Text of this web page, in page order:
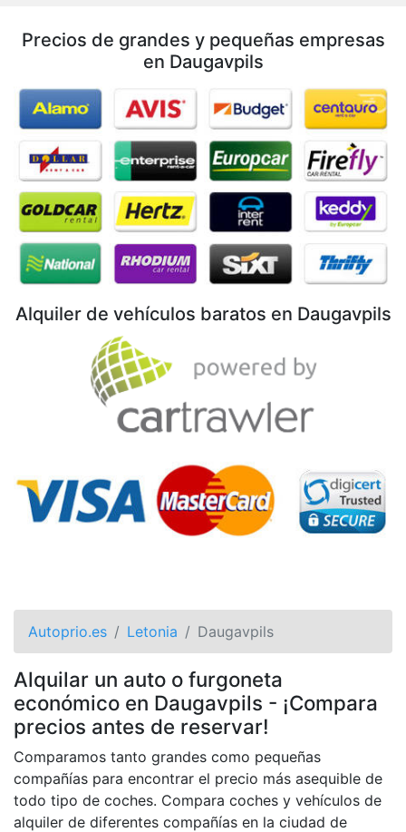
Precios de grandes y pequeñas empresas
en Daugavpils
Alquiler de vehículos baratos en Daugavpils
Autoprio.es Letonia Daugavpils
Alquilar un auto o furgoneta
económico en Daugavpils - ¡Compara
precios antes de reservar!
Comparamos tanto grandes como pequeñas
compañías para encontrar el precio más asequible de
todo tipo de coches. Compara coches y vehículos de
alquiler de diferentes compañías en la ciudad de